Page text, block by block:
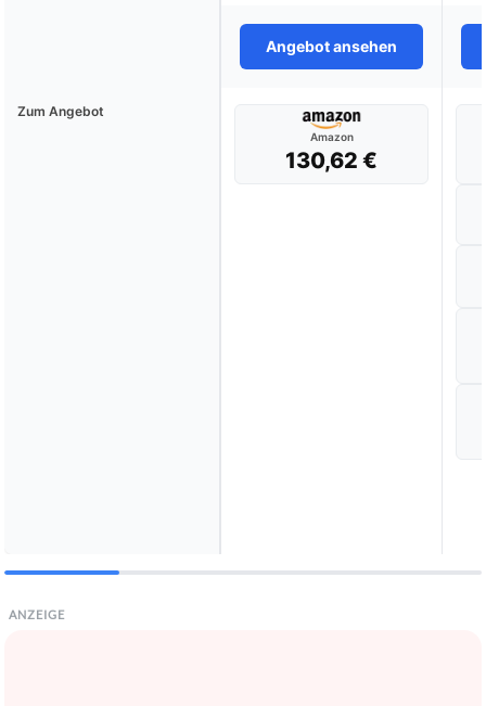
Angebot ansehen
Zum Angebot
Amazon
130,62 €
ANZEIGE